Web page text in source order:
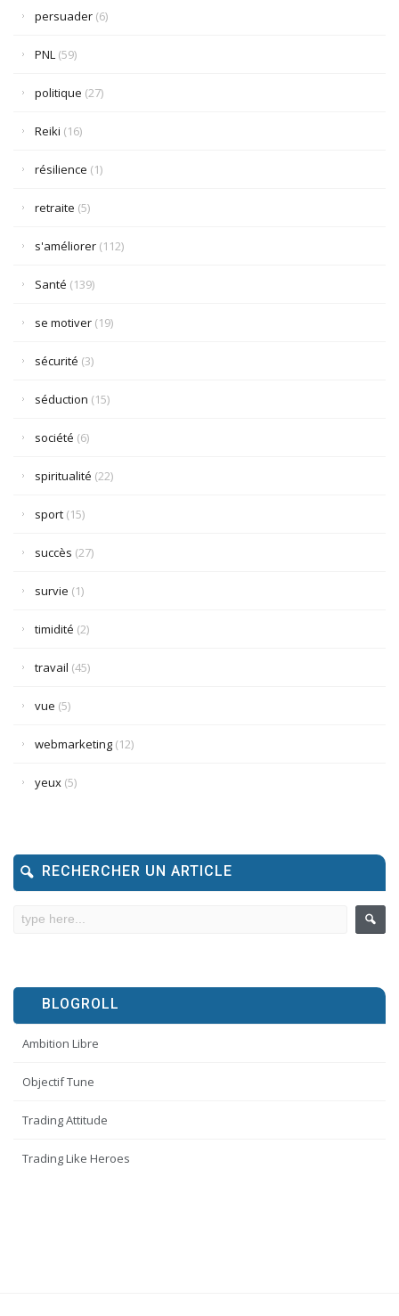
persuader (6)
PNL (59)
politique (27)
Reiki (16)
résilience (1)
retraite (5)
s'améliorer (112)
Santé (139)
se motiver (19)
sécurité (3)
séduction (15)
société (6)
spiritualité (22)
sport (15)
succès (27)
survie (1)
timidité (2)
travail (45)
vue (5)
webmarketing (12)
yeux (5)
RECHERCHER UN ARTICLE
BLOGROLL
Ambition Libre
Objectif Tune
Trading Attitude
Trading Like Heroes